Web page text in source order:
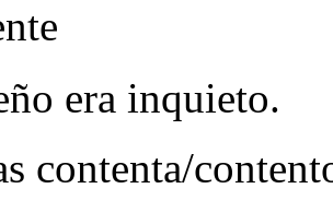
era inquieto.
contenta/